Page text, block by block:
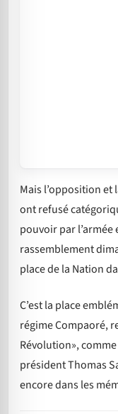
Mais l’opposition et
ont refusé
pouvoir par
rassemblement
place de la Nation
C’est la place
régime Compaoré,
Révolution»,
président Thomas
encore dans les